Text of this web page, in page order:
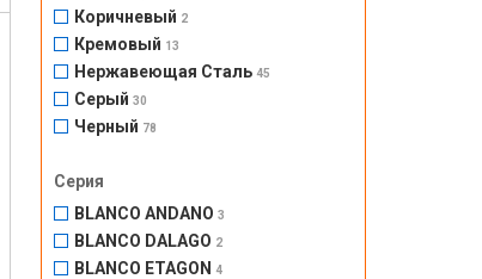
Коричневый 2
Кремовый 13
Нержавеющая Сталь45
Серый30
Черный 78
Серия
BLANCO ANDANO3
BLANCO DALAGO 2
BLANCO ETAGON4